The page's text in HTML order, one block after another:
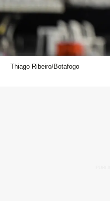
Thiago Ribeiro/Botafogo